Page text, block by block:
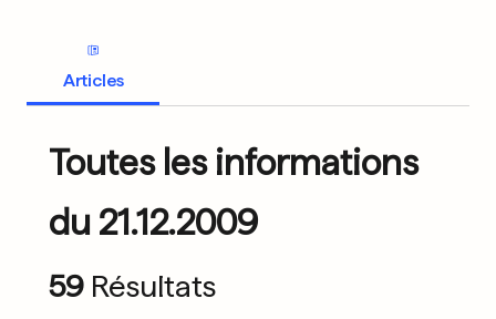
Articles
Toutes les informations
du 21.12.2009
59 Résultats